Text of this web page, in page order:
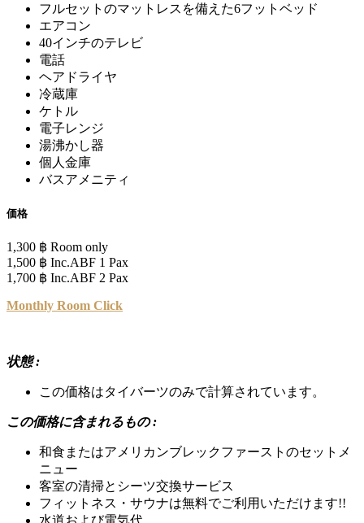
フルセットのマットレスを備えた6フットベッド
エアコン
40インチのテレビ
電話
ヘアドライヤ
冷蔵庫
ケトル
電子レンジ
湯沸かし器
個人金庫
バスアメニティ
価格
1,300 ฿ Room only
1,500 ฿ Inc.ABF 1 Pax
1,700 ฿ Inc.ABF 2 Pax
Monthly Room Click
状態 :
この価格はタイバーツのみで計算されています。
この価格に含まれるもの:
和食またはアメリカンブレックファーストのセットメ
ニュー
客室の清掃とシーツ交換サービス
フィットネス・サウナは無料でご利用いただけます!!